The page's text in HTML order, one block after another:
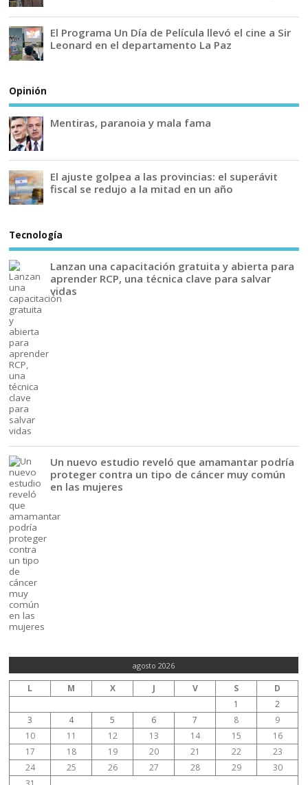
El Programa Un Día de Película llevó el cine a Sir
Leonard en el departamento La Paz
Opinión
Mentiras, paranoia y mala fama
El ajuste golpea a las provincias: el superávit
fiscal se redujo a la mitad en un año
Tecnología
Lanzan una capacitación gratuita y abierta para
aprender RCP, una técnica clave para salvar
vidas
Un nuevo estudio reveló que amamantar podría
proteger contra un tipo de cáncer muy común
en las mujeres
agosto 2026
L M X J V S
D
1
2
3
4 5 6 7 8
9
10
11 12 13 14 15
16
17
18 19 20 21 22
23
24
25 26 27 28 29
30